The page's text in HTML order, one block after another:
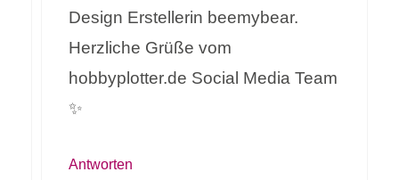
Design Erstellerin beemybear.
Herzliche Grüße vom
hobbyplotter.de Social Media Team
✨
Antworten